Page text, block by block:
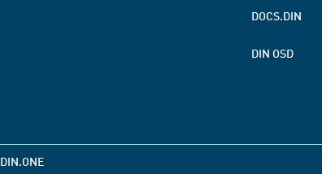
DOCS.DIN
DIN OSD
DIN.ONE